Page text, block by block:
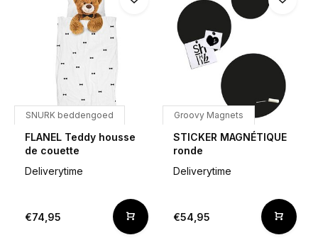
SNURK beddengoed
FLANEL Teddy housse
de couette
Deliverytime
€74,95
Groovy Magnets
STICKER MAGNÉTIQUE
ronde
Deliverytime
€54,95